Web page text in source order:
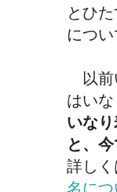
とひ
につ
以前
はい
いな
と、
詳し
名につ